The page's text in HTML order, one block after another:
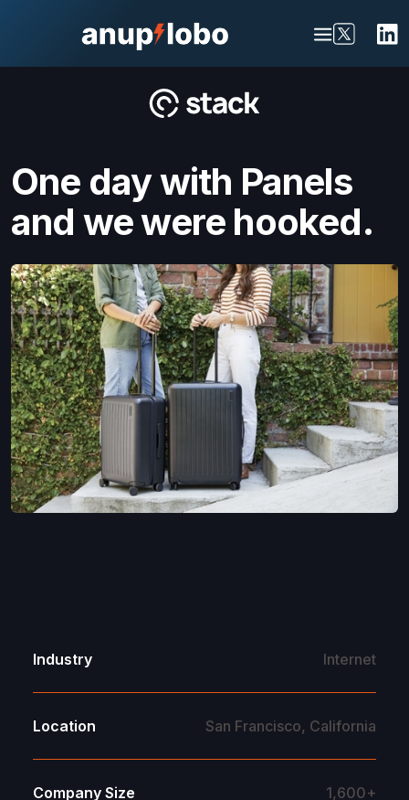
One day with Panels
and we were hooked.
Industry Internet
Location San Francisco, California
Company Size 1,600+